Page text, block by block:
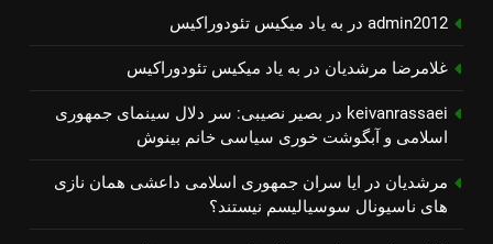
admin2012 در به یاد میكیس تئودوراكیس
غلامرضا مرشدیان در به یاد میكیس تئودوراكیس
keivanrassaei در بصیر نصیبی: سر دلال سینمای جمهوری
اسلامی و آبگوشت خوری سیاسی خانم بینوش
مرشدیان در ایا سران جمهوری اسلامی داعشی همان نازی
های ناسیونال سوسیالیسم نیستند؟